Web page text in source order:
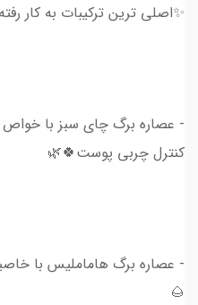
✨اصلی ترین ترکیبات به کار
- عصاره برگ چای سبز با خواص
کنترل چربی پوست🍀🌿
- عصاره برگ هاماملیس با
🌰